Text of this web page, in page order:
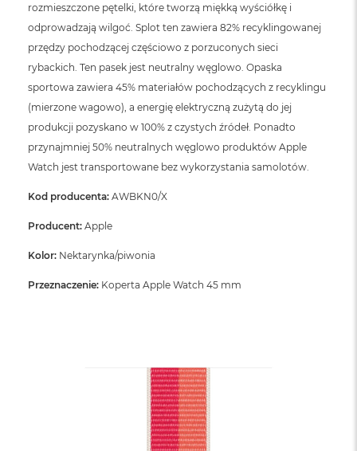
rozmieszczone pętelki, które tworzą miękką wyściółkę i
odprowadzają wilgoć. Splot ten zawiera 82% recyklingowanej
przędzy pochodzącej częściowo z porzuconych sieci
rybackich. Ten pasek jest neutralny węglowo. Opaska
sportowa zawiera 45% materiałów pochodzących z recyklingu
(mierzone wagowo), a energię elektryczną zużytą do jej
produkcji pozyskano w 100% z czystych źródeł. Ponadto
przynajmniej 50% neutralnych węglowo produktów Apple
Watch jest transportowane bez wykorzystania samolotów.
Kod producenta: AWBKN0/X
Producent: Apple
Kolor: Nektarynka/piwonia
Przeznaczenie: Koperta Apple Watch 45 mm